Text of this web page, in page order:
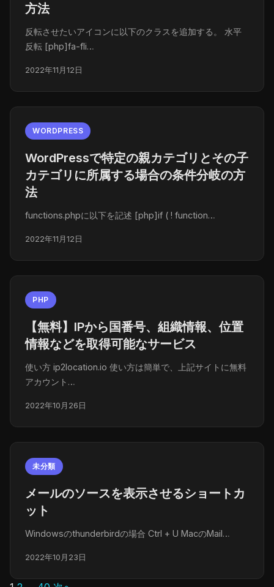
方法
反転させたいアイコンに以下のクラスを追加する。 水平
反転 [php]fa-fli…
2022年11月12日
WORDPRESS
WordPressで特定の親カテゴリとその子
カテゴリに所属する場合の条件分岐の方
法
functions.phpに以下を記述 [php]if ( ! function…
2022年11月12日
PHP
【無料】IPから国番号、組織情報、位置
情報などを取得可能なサービス
使い方 ip2location.io 使い方は簡単で、上記サイトに無料
アカウント…
2022年10月26日
未分類
メールのソースを表示させるショートカ
ット
Windowsのthunderbirdの場合 Ctrl + U MacのMail…
2022年10月23日